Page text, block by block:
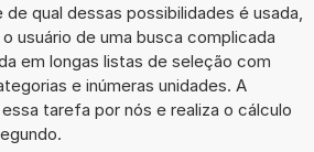
qual dessas possibilidades é usada,
usuário de uma busca complicada
em longas listas de seleção com
e inúmeras unidades. A
tarefa por nós e realiza o cálculo